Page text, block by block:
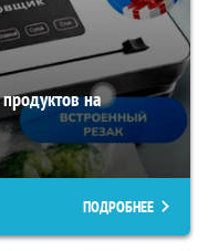
на
ПОДРОБНЕЕ